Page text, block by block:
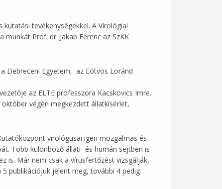
tevékenységekkel. A Virológiai
Prof. dr. Jakab Ferenc az SzKK
Debreceni Egyetem, az Eötvös Loránd
az ELTE professzora Kacskovics Imre.
végén megkezdett állatkísérlet,
virológusai igen mozgalmas és
Több különböző állati- és humán sejtben is
is. Már nem csak a vírusfertőzést vizsgálják,
publikációjuk jelent meg, további 4 pedig